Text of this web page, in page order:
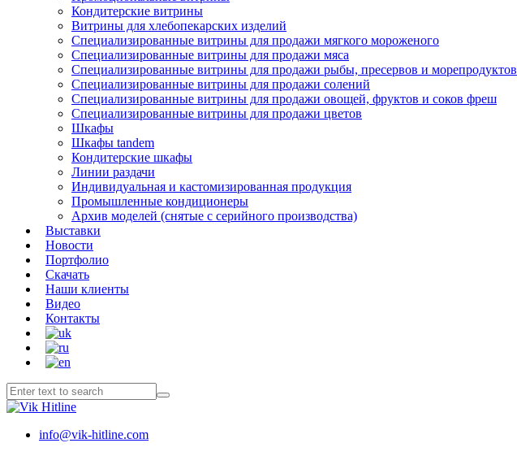
Кондитерские витрины
Витрины для хлебопекарских изделий
Специализированные витрины для продажи мягкого мороженого
Специализированные витрины для продажи мяса
Специализированные витрины для продажи рыбы, пресервов и морепродуктов
Специализированные витрины для продажи солений
Специализированные витрины для продажи овощей, фруктов и соков фреш
Специализированные витрины для продажи цветов
Шкафы
Шкафы tandem
Кондитерские шкафы
Линии раздачи
Индивидуальная и кастомизированная продукция
Промышленные кондиционеры
Архив моделей (снятые с серийного производства)
Выставки
Новости
Портфолио
Скачать
Наши клиенты
Видео
Контакты
info@vik-hitline.com